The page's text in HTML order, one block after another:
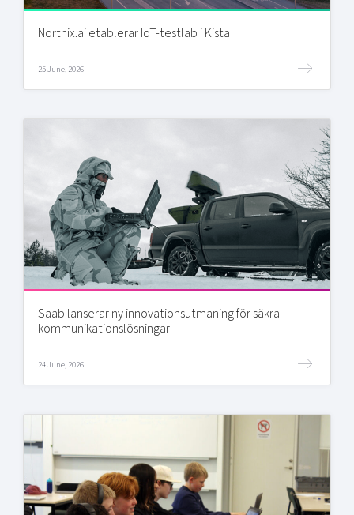
Northix.ai etablerar IoT-testlab i Kista
25 June, 2026
Saab lanserar ny innovationsutmaning för säkra
kommunikationslösningar
24 June, 2026